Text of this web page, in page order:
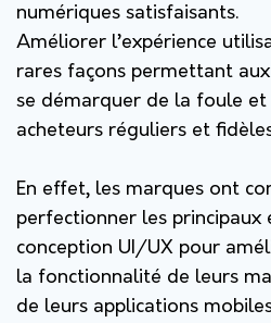
numériques satisfaisants.
Améliorer l’expérience
rares façons permettant
se démarquer de la foule
acheteurs réguliers et
En effet, les marques ont
perfectionner les
conception UI/UX pour
la fonctionnalité de leurs
de leurs applications